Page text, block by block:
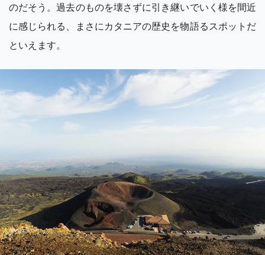
のだそう。過去のものを壊さずに引き継いでいく様を間近
に感じられる、まさにカタニアの歴史を物語るスポットだ
といえます。